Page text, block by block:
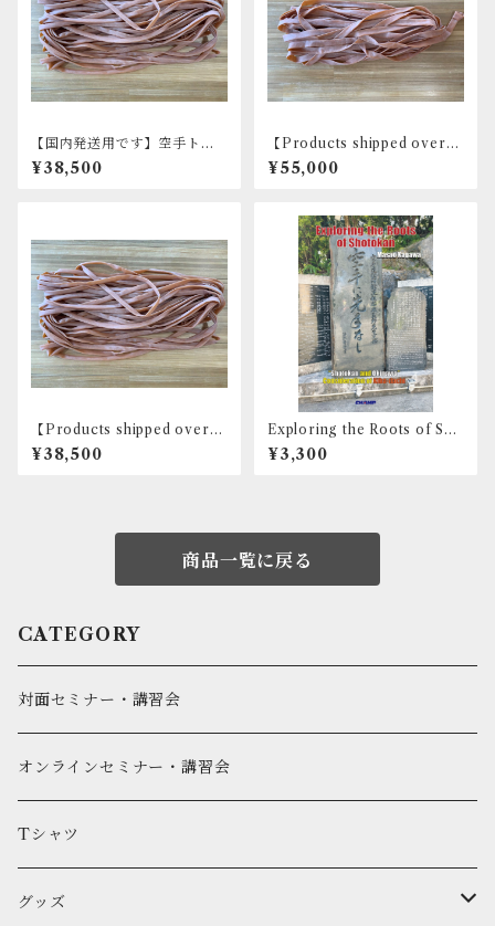
【国内発送用です】空手トレ
ーニングチューブ【中】50ｍ
¥38,500
【Products shipped overse
as】Karate Training Tube
【Large】 50ｍ
¥55,000
【Products shipped overse
as】Karate Training Tube
【Middle】 50ｍ
¥38,500
Exploring the Roots of Sho
tokan Book
¥3,300
商品一覧に戻る
CATEGORY
対面セミナー・講習会
オンラインセミナー・講習会
Tシャツ
グッズ